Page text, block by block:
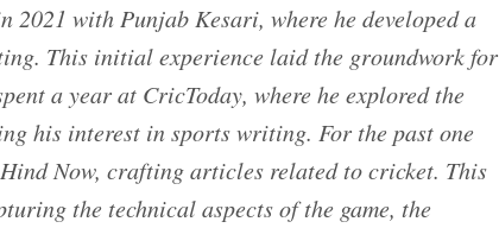
with Punjab Kesari, where he developed a
This initial experience laid the groundwork for
a year at CricToday, where he explored the
his interest in sports writing. For the past one
Now, crafting articles related to cricket. This
the technical aspects of the game, the